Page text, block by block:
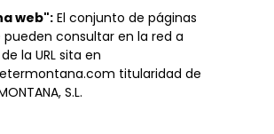
web":El conjunto de páginas
pueden consultar en la red a
la URL sita en
titularidad de
S.L.